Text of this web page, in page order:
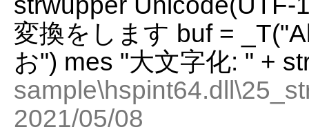
変換をします buf =
お") mes "大文字化: " +
2021/05/08